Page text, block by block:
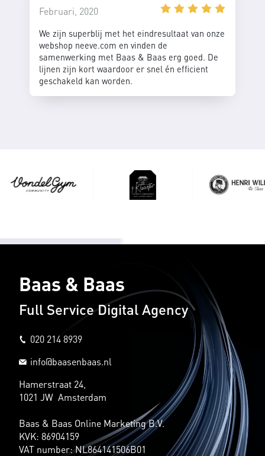
Februari, 2020
We zijn superblij met het eindresultaat van onze
webshop neeve.com en vinden de
samenwerking met Baas & Baas erg goed. De
lijnen zijn kort waardoor er snel én efficient
geschakeld kan worden.
Baas & Baas
Full Service Digital Agency
020 214 8939
info@baasenbaas.nl
Hamerstraat 24,
1021 JW Amsterdam
Baas & Baas Online Marketing B.V.
KVK: 86904159
VAT number: NL864141506B01